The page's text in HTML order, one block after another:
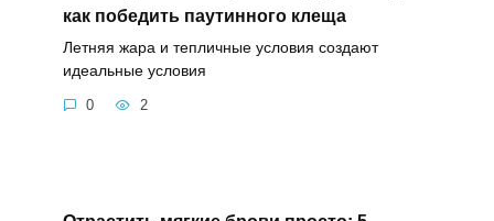
как победить паутинного клеща
Летняя жара и тепличные условия создают
идеальные условия
0 2